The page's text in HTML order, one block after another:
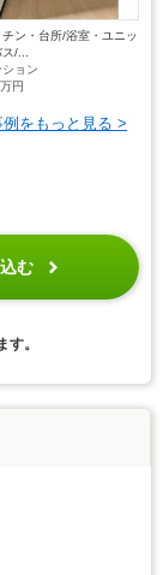
チン・台所/浴室・ユニッ
ス/...
ョン
円
をもっと見る >
む
。